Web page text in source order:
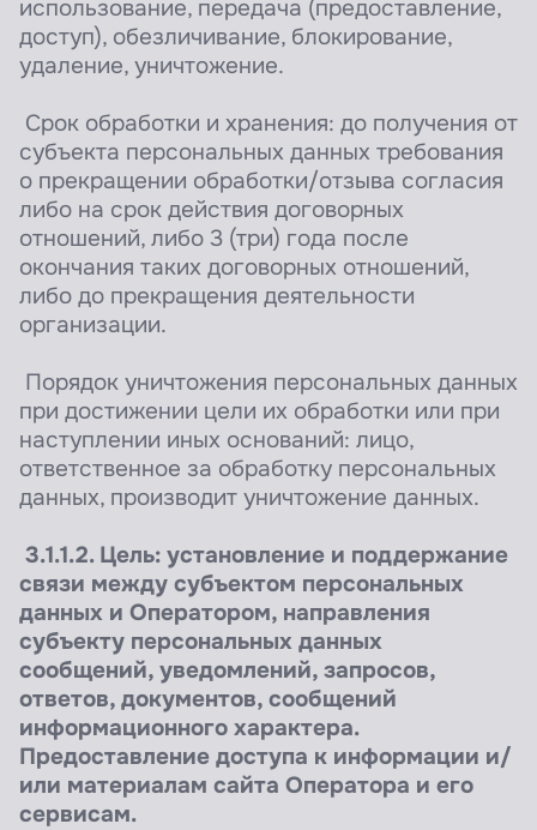
использование, передача (предоставление,
доступ), обезличивание, блокирование,
удаление, уничтожение.
Срок обработки и хранения: до получения от
субъекта персональных данных требования
о прекращении обработки/отзыва согласия
либо на срок действия договорных
отношений, либо 3 (три) года после
окончания таких договорных отношений,
либо до прекращения деятельности
организации.
Порядок уничтожения персональных данных
при достижении цели их обработки или при
наступлении иных оснований: лицо,
ответственное за обработку персональных
данных, производит уничтожение данных.
3.1.1.2. Цель: установление и поддержание
связи между субъектом персональных
данных и Оператором, направления
субъекту персональных данных
сообщений, уведомлений, запросов,
ответов, документов, сообщений
информационного характера.
Предоставление доступа к информации и/
или материалам сайта Оператора и его
сервисам.